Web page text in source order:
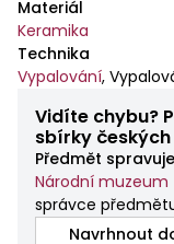
Materiál
Keramika
Technika
Vypalování,
Vidíte chybu?
sbírky
Předmět spravuje
Národní muzeum
správce
Navrhnout